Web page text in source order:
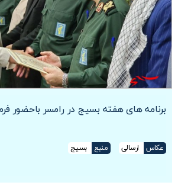
برنامه های هفته بسیج در رامسر باحضور
عکاس ارسالی منبع
بسیج